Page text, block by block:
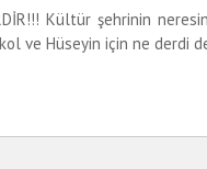
Kültür şehrinin
ve Hüseyin için ne derdi